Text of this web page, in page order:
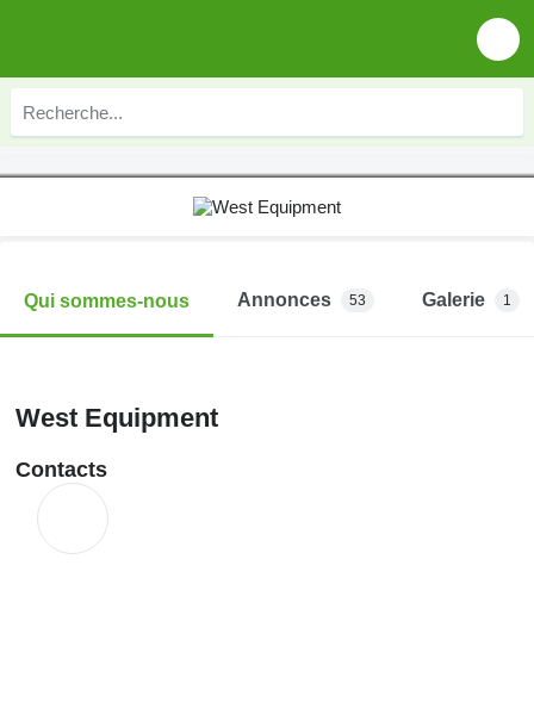
Qui sommes-nous Annonces 53 Galerie 1
West Equipment
Contacts